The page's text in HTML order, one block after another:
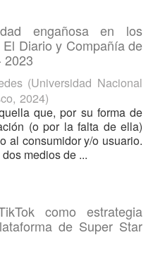
engañosa en los
Diario y Compañía de
2023
(Universidad Nacional
, 2024)
que, por su forma de
(o por la falta de ella)
al consumidor y/o usuario.
medios de ...
como estrategia
de Super Star